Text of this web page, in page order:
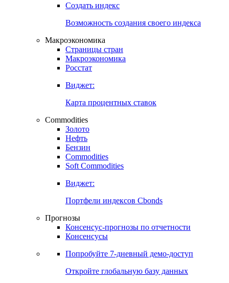
Создать индекс
Возможность создания своего индекса
Макроэкономика
Страницы стран
Макроэкономика
Росстат
Виджет:
Карта процентных ставок
Commodities
Золото
Нефть
Бензин
Commodities
Soft Commodities
Виджет:
Портфели индексов Cbonds
Прогнозы
Консенсус-прогнозы по отчетности
Консенсусы
Попробуйте 7-дневный демо-доступ
Откройте глобальную базу данных